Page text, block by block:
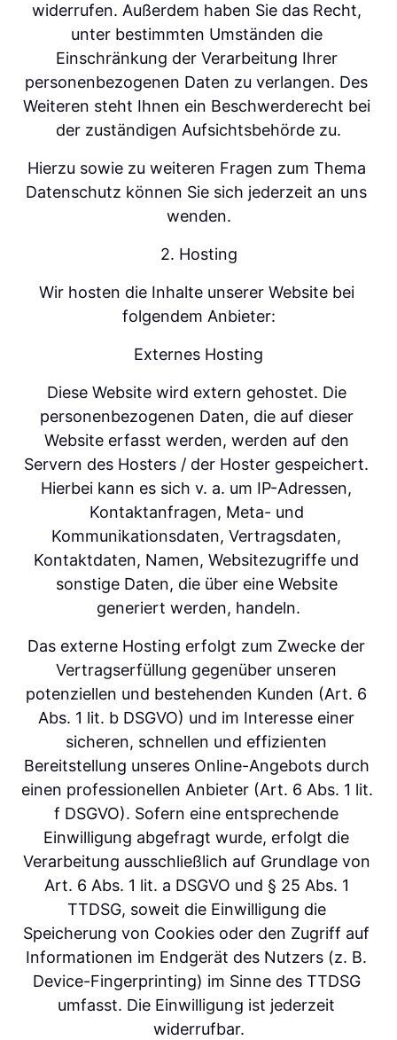
widerrufen. Außerdem haben Sie das Recht,
unter bestimmten Umständen die
Einschränkung der Verarbeitung Ihrer
personenbezogenen Daten zu verlangen. Des
Weiteren steht Ihnen ein Beschwerderecht bei
der zuständigen Aufsichtsbehörde zu.
Hierzu sowie zu weiteren Fragen zum Thema
Datenschutz können Sie sich jederzeit an uns
wenden.
2. Hosting
Wir hosten die Inhalte unserer Website bei
folgendem Anbieter:
Externes Hosting
Diese Website wird extern gehostet. Die
personenbezogenen Daten, die auf dieser
Website erfasst werden, werden auf den
Servern des Hosters / der Hoster gespeichert.
Hierbei kann es sich v. a. um IP-Adressen,
Kontaktanfragen, Meta- und
Kommunikationsdaten, Vertragsdaten,
Kontaktdaten, Namen, Websitezugriffe und
sonstige Daten, die über eine Website
generiert werden, handeln.
Das externe Hosting erfolgt zum Zwecke der
Vertragserfüllung gegenüber unseren
potenziellen und bestehenden Kunden (Art. 6
Abs. 1 lit. b DSGVO) und im Interesse einer
sicheren, schnellen und effizienten
Bereitstellung unseres Online-Angebots durch
einen professionellen Anbieter (Art. 6 Abs. 1 lit.
f DSGVO). Sofern eine entsprechende
Einwilligung abgefragt wurde, erfolgt die
Verarbeitung ausschließlich auf Grundlage von
Art. 6 Abs. 1 lit. a DSGVO und § 25 Abs. 1
TTDSG, soweit die Einwilligung die
Speicherung von Cookies oder den Zugriff auf
Informationen im Endgerät des Nutzers (z. B.
Device-Fingerprinting) im Sinne des TTDSG
umfasst. Die Einwilligung ist jederzeit
widerrufbar.